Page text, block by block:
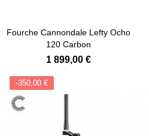
Fourche Cannondale Lefty Ocho
120 Carbon
1 899,00 €
-350,00 €